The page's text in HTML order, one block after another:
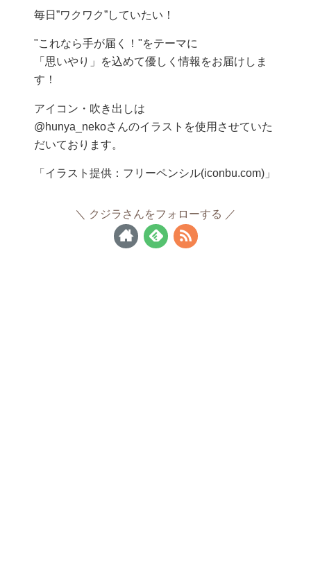
毎日”ワクワク”していたい！
"これなら手が届く！"をテーマに
「思いやり」を込めて優しく情報をお届けしま
す！
アイコン・吹き出しは
@hunya_nekoさんのイラストを使用させていた
だいております。
「イラスト提供：フリーペンシル(iconbu.com)」
クジラさんをフォローする